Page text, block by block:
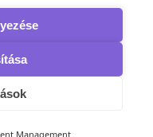
Management